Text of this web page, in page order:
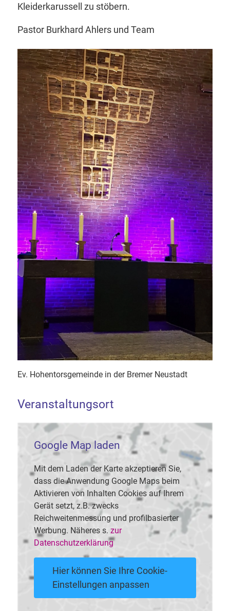
Kleiderkarussell zu stöbern.
Pastor Burkhard Ahlers und Team
Ev. Hohentorsgemeinde in der Bremer Neustadt
Veranstaltungsort
Google Map laden
Mit dem Laden der Karte akzeptieren Sie,
dass die Anwendung Google Maps beim
Aktivieren von Inhalten Cookies auf Ihrem
Gerät setzt, z.B. zwecks
Reichweitenmessung und profilbasierter
Werbung. Näheres s. zur
Datenschutzerklärung
Hier können Sie Ihre Cookie-
Einstellungen anpassen